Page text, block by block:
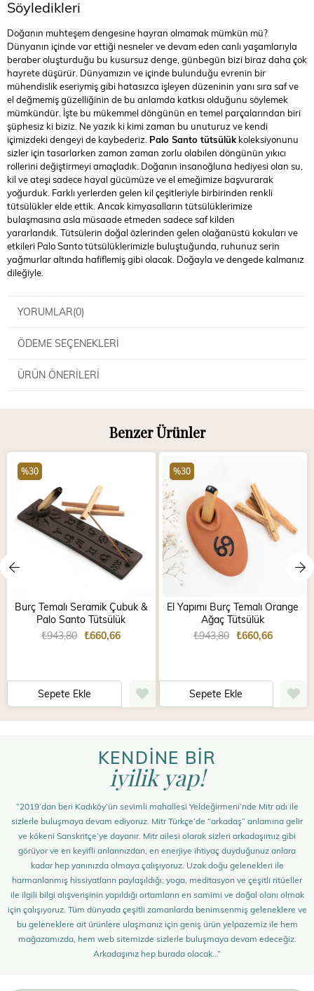
Söyledikleri
Doğanın muhteşem dengesine hayran olmamak mümkün mü?
Dünyanın içinde var ettiği nesneler ve devam eden canlı yaşamlarıyla
beraber oluşturduğu bu kusursuz denge, günbegün bizi biraz daha çok
hayrete düşürür. Dünyamızın ve içinde bulunduğu evrenin bir
mühendislik eseriymiş gibi hatasızca işleyen düzeninin yanı sıra saf ve
el değmemiş güzelliğinin de bu anlamda katkısı olduğunu söylemek
mümkündür. İşte bu mükemmel döngünün en temel parçalarından biri
şüphesiz ki biziz. Ne yazık ki kimi zaman bu unuturuz ve kendi
içimizdeki dengeyi de kaybederiz. Palo Santo tütsülük koleksiyonunu
sizler için tasarlarken zaman zaman zorlu olabilen döngünün yıkıcı
rollerini değiştirmeyi amaçladık. Doğanın insanoğluna hediyesi olan su,
kil ve ateşi sadece hayal gücümüze ve el emeğimize başvurarak
yoğurduk. Farklı yerlerden gelen kil çeşitleriyle birbirinden renkli
tütsülükler elde ettik. Ancak kimyasalların tütsülüklerimize
bulaşmasına asla müsaade etmeden sadece saf kilden
yararlandık. Tütsülerin doğal özlerinden gelen olağanüstü kokuları ve
etkileri Palo Santo tütsülüklerimizle buluştuğunda, ruhunuz serin
yağmurlar altında hafiflemiş gibi olacak. Doğayla ve dengede kalmanız
dileğiyle.
YORUMLAR(0)
ÖDEME SEÇENEKLERI
ÜRÜN ÖNERILERI
Benzer Ürünler
Burç Temalı Seramik Çubuk &
Palo Santo Tütsülük
₺660,66
₺943,80
Sepete Ekle
%30
El Yapımı Burç Temalı Orange
Ağaç Tütsülük
₺660,66
₺943,80
Sepete Ekle
%30
KENDİNE BİR
iyilik yap!
“2019’dan beri Kadıköy’ün sevimli mahallesi Yeldeğirmeni’nde Mitr adı ile
sizlerle buluşmaya devam ediyoruz. Mitr Türkçe’de “arkadaş” anlamına gelir
ve kökeni Sanskritçe’ye dayanır. Mitr ailesi olarak sizleri arkadaşımız gibi
görüyor ve en keyifli anlarınızdan, en enerjiye ihtiyaç duyduğunuz anlara
kadar hep yanınızda olmaya çalışıyoruz. Uzak doğu gelenekleri ile
harmanlanmış hissiyatların paylaşıldığı; yoga, meditasyon ve çeşitli ritüeller
ile ilgili bilgi alışverişinin yapıldığı ortamların en samimi ve doğal olanı olmak
için çalışıyoruz. Tüm dünyada çeşitli zamanlarda benimsenmiş geleneklere ve
bu geleneklere ait ürünlere ulaşmanız için geniş ürün yelpazemiz ile hem
mağazamızda, hem web sitemizde sizlerle buluşmaya devam edeceğiz.
Arkadaşınız hep burada olacak…”